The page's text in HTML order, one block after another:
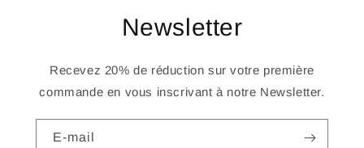
Newsletter
Recevez 20% de réduction sur votre première
commande en vous inscrivant à notre Newsletter.
E-mail